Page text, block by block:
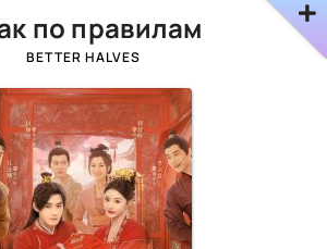
по правилам
BETTER HALVES